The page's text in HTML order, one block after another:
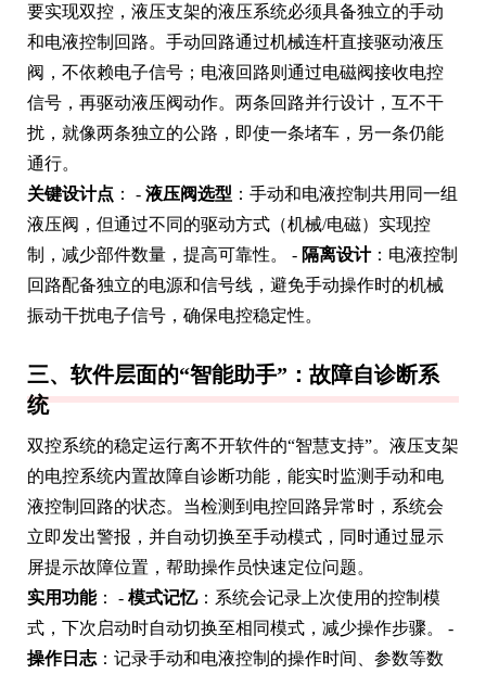
要实现双控，液压支架的液压系统必须具备独立的手动
和电液控制回路。手动回路通过机械连杆直接驱动液压
阀，不依赖电子信号；电液回路则通过电磁阀接收电控
信号，再驱动液压阀动作。两条回路并行设计，互不干
扰，就像两条独立的公路，即使一条堵车，另一条仍能
通行。
关键设计点 ： - 液压阀选型 ：手动和电液控制共用同一组
液压阀，但通过不同的驱动方式（机械/电磁）实现控
制，减少部件数量，提高可靠性。 - 隔离设计：电液控制
回路配备独立的电源和信号线，避免手动操作时的机械
振动干扰电子信号，确保电控稳定性。
三、软件层面的“智能助手”：故障自诊断系
统
双控系统的稳定运行离不开软件的“智慧支持”。液压支架
的电控系统内置故障自诊断功能，能实时监测手动和电
液控制回路的状态。当检测到电控回路异常时，系统会
立即发出警报，并自动切换至手动模式，同时通过显示
屏提示故障位置，帮助操作员快速定位问题。
实用功能： - 模式记忆：系统会记录上次使用的控制模
式，下次启动时自动切换至相同模式，减少操作步骤。 -
操作日志 ：记录手动和电液控制的操作时间、参数等数